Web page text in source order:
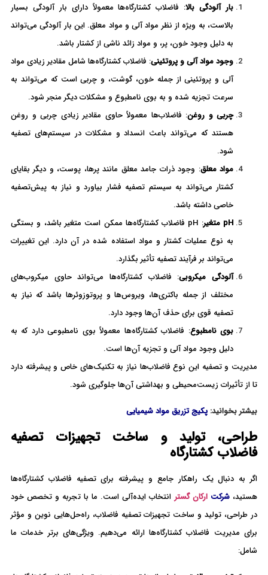
بار آلودگی بالا: فاضلاب کشتارگاه‌ها معمولاً دارای بار آلودگی بسیار
بالاست، به ویژه از نظر مواد آلی و مواد معلق. این بار آلودگی می‌تواند
به دلیل وجود خون، پر، و مواد زائد ناشی از کشتار باشد.
وجود مواد آلی و پروتئینی: فاضلاب کشتارگاه‌ها شامل مقادیر زیادی مواد
آلی و پروتئینی از جمله خون، گوشت، و چربی است که می‌تواند به
سرعت تجزیه شده و به بوی نامطبوع و مشکلات دیگر منجر شود.
چربی و روغن: فاضلاب‌ها معمولاً حاوی مقادیر زیادی چربی و روغن
هستند که می‌تواند باعث انسداد و مشکلات در سیستم‌های تصفیه
شود.
مواد معلق: وجود ذرات جامد معلق مانند پرها، پوست، و دیگر بقایای
کشتار می‌تواند به سیستم تصفیه فشار بیاورد و نیاز به پیش‌تصفیه
خاصی داشته باشد.
pH متغیر
: pH فاضلاب کشتارگاه‌ها ممکن است متغیر باشد، و بستگی
به نوع عملیات کشتار و مواد استفاده شده در آن دارد. این تغییرات
می‌تواند بر فرآیند تصفیه تأثیر بگذارد.
آلودگی میکروبی: فاضلاب کشتارگاه‌ها می‌تواند حاوی میکروب‌های
مختلف از جمله باکتری‌ها، ویروس‌ها و پروتوزوئرها باشد که نیاز به
تصفیه قوی برای حذف آن‌ها وجود دارد.
بوی نامطبوع: فاضلاب کشتارگاه‌ها معمولاً بوی نامطبوعی دارد که به
دلیل وجود مواد آلی و تجزیه آن‌ها است.
مدیریت و تصفیه این نوع فاضلاب‌ها نیاز به تکنیک‌های خاص و پیشرفته دارد
تا از تأثیرات زیست‌محیطی و بهداشتی آن‌ها جلوگیری شود.
بیشتر بخوانید:‌ پکیج تزریق مواد شیمیایی
طراحی، تولید و ساخت تجهیزات تصفیه
فاضلاب کشتارگاه
اگر به دنبال یک راهکار جامع و پیشرفته برای تصفیه فاضلاب کشتارگاه‌ها
هستید،شرکت ارکان گستر انتخاب ایده‌آلی است. ما با تجربه و تخصص خود
در طراحی، تولید و ساخت تجهیزات تصفیه فاضلاب، راه‌حل‌هایی نوین و مؤثر
برای مدیریت فاضلاب کشتارگاه‌ها ارائه می‌دهیم. ویژگی‌های برتر خدمات ما
شامل: